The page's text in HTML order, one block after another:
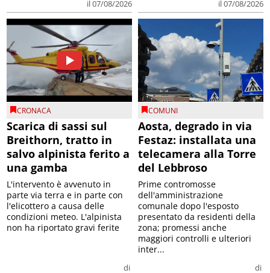
il 07/08/2026 il 07/08/2026
CRONACA
Scarica di sassi sul
Breithorn, tratto in
salvo alpinista ferito a
una gamba
di
L'intervento è avvenuto in
parte via terra e in parte con
l'elicottero a causa delle
condizioni meteo. L'alpinista
non ha riportato gravi ferite
COMUNI
Aosta, degrado in via
Festaz: installata una
telecamera alla Torre
del Lebbroso
di
Prime contromosse
dell'amministrazione
comunale dopo l'esposto
presentato da residenti della
zona; promessi anche
maggiori controlli e ulteriori
inter...